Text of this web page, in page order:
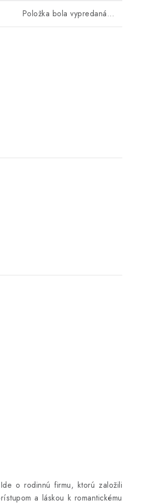
Položka bola vypredaná…
o rodinnú firmu, ktorú založili
a láskou k romantickému